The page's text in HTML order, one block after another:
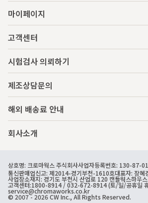
마이페이지
고객센터
시험검사 의뢰하기
제조상담문의
해외 배송료 안내
회사소개
상호명: 크로마웍스 주식회사사업자등록번호: 130-87-
통신판매업신고: 제2014-경기부천-1610호대표자: 장혜
사업장소재지: 경기도 부천시 산업로 120 캔들웍스하우스
고객센터:1800-8914/ 032-672-8914 (토/일/공휴일
service@chromaworks.co.kr
© 2007 - 2026 CW Inc., All Rights Reserved.